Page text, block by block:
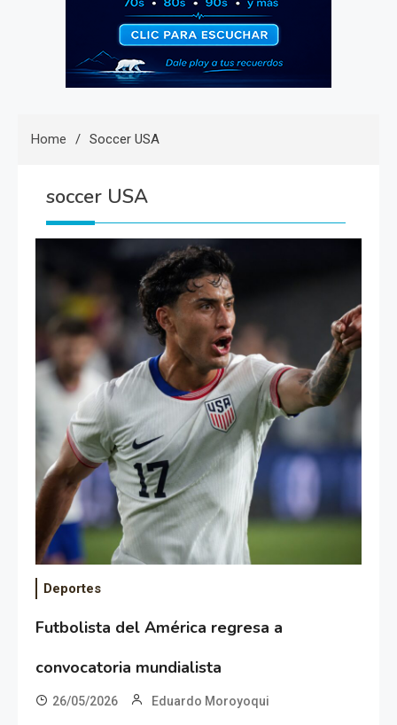
Home Soccer USA
soccer USA
Deportes
Futbolista del América regresa a
convocatoria mundialista
26/05/2026 Eduardo Moroyoqui